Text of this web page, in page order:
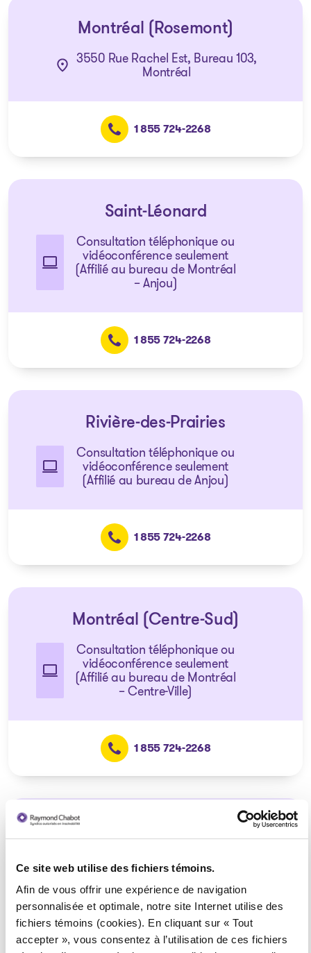
Ce site web utilise des fichiers témoins.
Afin de vous offrir une expérience de navigation
personnalisée et optimale, notre site Internet utilise des
fichiers témoins (cookies). En cliquant sur « Tout
accepter », vous consentez à l’utilisation de ces fichiers
Montréal (Rosemont)
3550 Rue Rachel Est, Bureau 103,
Montréal
1 855 724-2268
Saint-Léonard
Consultation téléphonique ou
vidéoconférence seulement
(Affilié au bureau de Montréal
– Anjou)
1 855 724-2268
Rivière-des-Prairies
Consultation téléphonique ou
vidéoconférence seulement
(Affilié au bureau de Anjou)
1 855 724-2268
Montréal (Centre-Sud)
Consultation téléphonique ou
vidéoconférence seulement
(Affilié au bureau de Montréal
– Centre-Ville)
1 855 724-2268
Consultation téléphonique ou
vidéoconférence seulement
(Affilié au bureau de Montréal
– Centre-Ville)